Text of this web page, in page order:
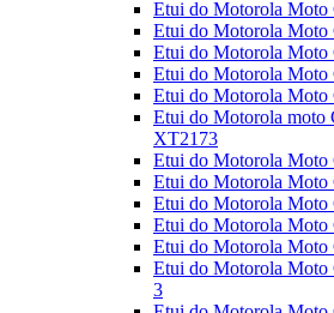
Etui do Motorola Moto
Etui do Motorola
Etui do Motorola
Etui do Motorola
Etui do Motorola Moto
Etui do Motorola moto
XT2173
Etui do Motorola Moto
Etui do Motorola
Etui do Motorola
Etui do Motorola Moto
Etui do Motorola
Etui do Motorola
3